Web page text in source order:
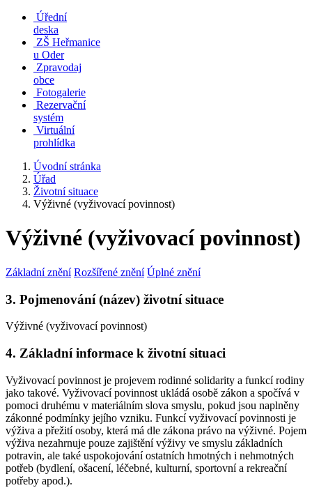
Úřední
deska
ZŠ Heřmanice
u Oder
Zpravodaj
obce
Fotogalerie
Rezervační
systém
Virtuální
prohlídka
Úvodní stránka
Úřad
Životní situace
Výživné (vyživovací povinnost)
Výživné (vyživovací povinnost)
Základní znění Rozšířené znění Úplné znění
3. Pojmenování (název) životní situace
Výživné (vyživovací povinnost)
4. Základní informace k životní situaci
Vyživovací povinnost je projevem rodinné solidarity a funkcí rodiny
jako takové. Vyživovací povinnost ukládá osobě zákon a spočívá v
pomoci druhému v materiálním slova smyslu, pokud jsou naplněny
zákonné podmínky jejího vzniku. Funkcí vyživovací povinnosti je
výživa a přežití osoby, která má dle zákona právo na výživné. Pojem
výživa nezahrnuje pouze zajištění výživy ve smyslu základních
potravin, ale také uspokojování ostatních hmotných i nehmotných
potřeb (bydlení, ošacení, léčebné, kulturní, sportovní a rekreační
potřeby apod.).